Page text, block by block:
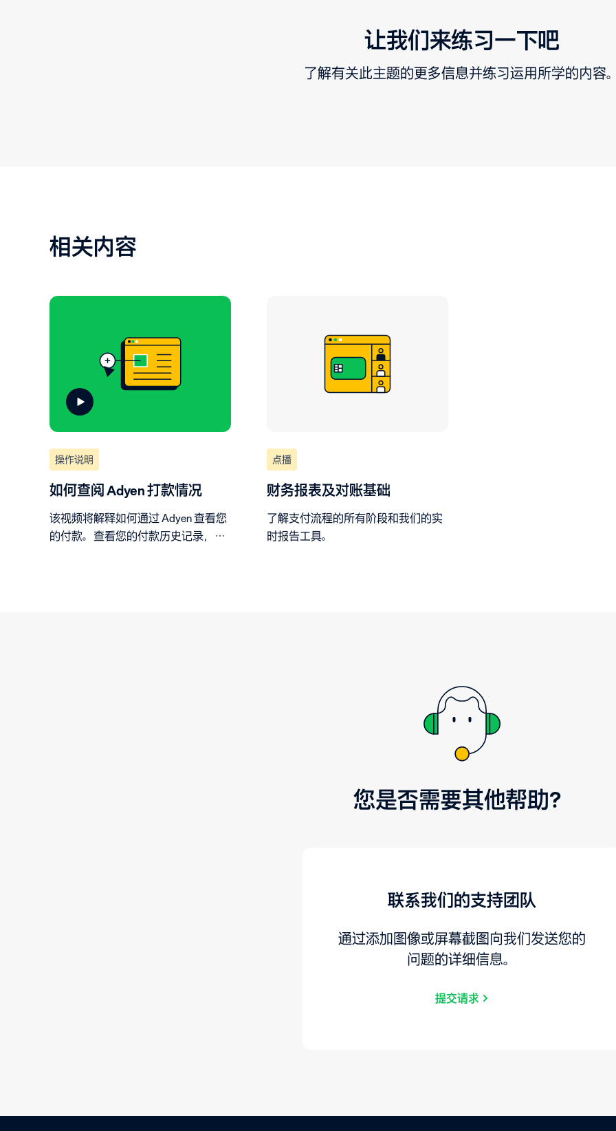
让我们来练习一下吧
了解有关此主题的更多信息并练习运用所学的内容
相关内容
操作说明
如何查阅 Adyen 打款情况
该视频将解释如何通过 Adyen 查看您
的付款。查看您的付款历史记录，查
点播
财务报表及对账基础
了解支付流程的所有阶段和我们的实
时报告工具。
您是否需要其他帮助？
联系我们的支持团队
通过添加图像或屏幕截图向我们发送您的
问题的详细信息。
提交请求